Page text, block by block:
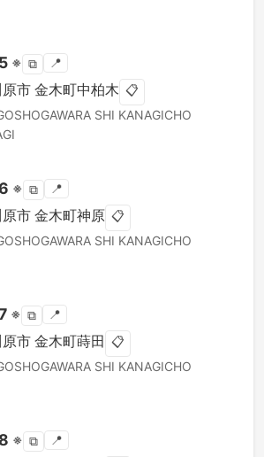
※ ⧉ 📍
市 金木町中柏木 📋
SHI KANAGICHO
※ ⧉ 📍
市 金木町神原 📋
SHI KANAGICHO
※ ⧉ 📍
市 金木町蒔田 📋
SHI KANAGICHO
※ ⧉ 📍